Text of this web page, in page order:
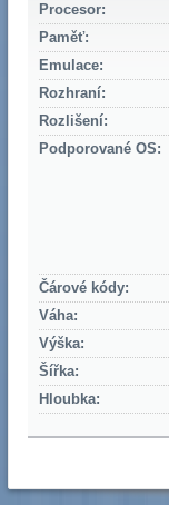
Procesor:
Paměť:
Emulace:
Rozhraní:
Rozlišení:
Podporované OS:
Čárové kódy:
Váha:
Výška:
Šířka:
Hloubka: